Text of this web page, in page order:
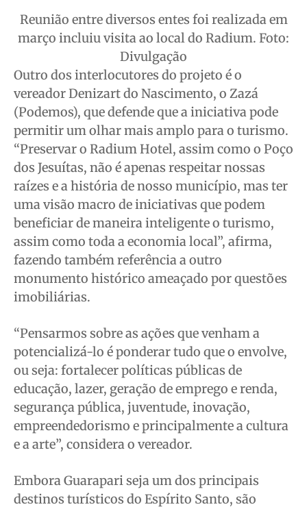
Reunião entre diversos entes foi realizada em
março incluiu visita ao local do Radium. Foto:
Divulgação
Outro dos interlocutores do projeto é o
vereador Denizart do Nascimento, o Zazá
(Podemos), que defende que a iniciativa pode
permitir um olhar mais amplo para o turismo.
“Preservar o Radium Hotel, assim como o Poço
dos Jesuítas, não é apenas respeitar nossas
raízes e a história de nosso município, mas ter
uma visão macro de iniciativas que podem
beneficiar de maneira inteligente o turismo,
assim como toda a economia local”, afirma,
fazendo também referência a outro
monumento histórico ameaçado por questões
imobiliárias.
“Pensarmos sobre as ações que venham a
potencializá-lo é ponderar tudo que o envolve,
ou seja: fortalecer políticas públicas de
educação, lazer, geração de emprego e renda,
segurança pública, juventude, inovação,
empreendedorismo e principalmente a cultura
e a arte”, considera o vereador.
Embora Guarapari seja um dos principais
destinos turísticos do Espírito Santo, são